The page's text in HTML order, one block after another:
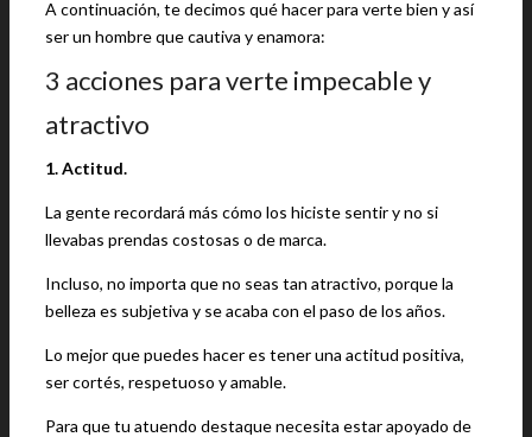
A continuación, te decimos qué hacer para verte bien y así
ser un hombre que cautiva y enamora:
3 acciones para verte impecable y
atractivo
1. Actitud.
La gente recordará más cómo los hiciste sentir y no si
llevabas prendas costosas o de marca.
Incluso, no importa que no seas tan atractivo, porque la
belleza es subjetiva y se acaba con el paso de los años.
Lo mejor que puedes hacer es tener una actitud positiva,
ser cortés, respetuoso y amable.
Para que tu atuendo destaque necesita estar apoyado de